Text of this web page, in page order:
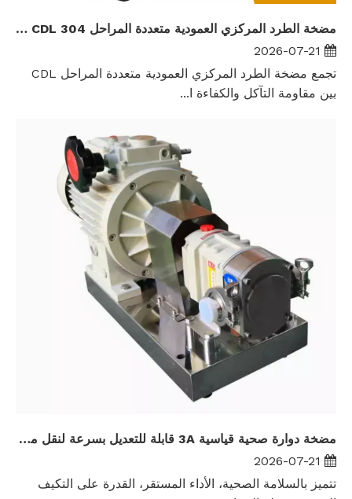
مضخة الطرد المركزي العمودية متعددة المراحل CDL 304 من الفولاذ المقاوم للصدأ مضخة معززة للمياه ذات رأس عالٍ
تجمع مضخة الطرد المركزي العمودية متعددة المراحل CDL
بين مقاومة التآكل والكفاءة ا...
مضخة دوارة صحية قياسية 3A قابلة للتعديل بسرعة لنقل ملاط ​​الشوكولاتة
تتميز بالسلامة الصحية، الأداء المستقر، القدرة على التكيف